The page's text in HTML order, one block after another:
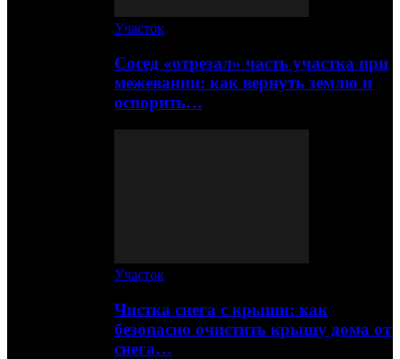
Участок
Сосед «отрезал» часть участка при
межевании: как вернуть землю и
оспорить…
Участок
Чистка снега с крыши: как
безопасно очистить крышу дома от
снега…